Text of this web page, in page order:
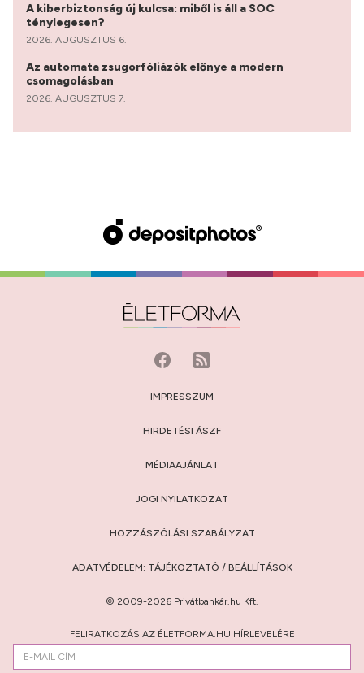
A kiberbiztonság új kulcsa: miből is áll a SOC
ténylegesen?
2026. AUGUSZTUS 6.
Az automata zsugorfóliázók előnye a modern
csomagolásban
2026. AUGUSZTUS 7.
IMPRESSZUM
HIRDETÉSI ÁSZF
MÉDIAAJÁNLAT
JOGI NYILATKOZAT
HOZZÁSZÓLÁSI SZABÁLYZAT
ADATVÉDELEM: TÁJÉKOZTATÓ / BEÁLLÍTÁSOK
© 2009-2026 Privátbankár.hu Kft.
FELIRATKOZÁS AZ ÉLETFORMA.HU HÍRLEVELÉRE